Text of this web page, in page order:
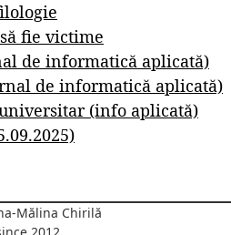
fie victime
de informatică aplicată)
de informatică aplicată)
(info aplicată)
Mălina Chirilă